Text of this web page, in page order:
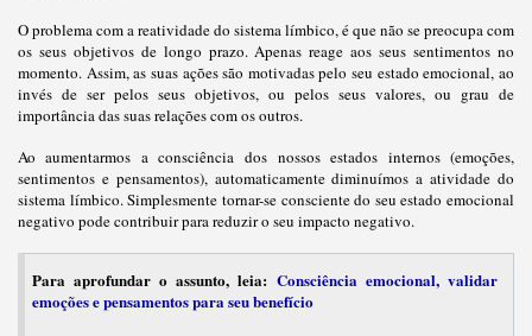
O problema com a reatividade do sistema límbico, é que não se preocupa com
os seus objetivos de longo prazo. Apenas reage aos seus sentimentos no
momento. Assim, as suas ações são motivadas pelo seu estado emocional, ao
invés de ser pelos seus objetivos, ou pelos seus valores, ou grau de
importância das suas relações com os outros.
Ao aumentarmos a consciência dos nossos estados internos (emoções,
sentimentos e pensamentos), automaticamente diminuímos a atividade do
sistema límbico. Simplesmente tornar-se consciente do seu estado emocional
negativo pode contribuir para reduzir o seu impacto negativo.
Para aprofundar o assunto, leia: Consciência emocional, validar
emoções e pensamentos para seu benefício